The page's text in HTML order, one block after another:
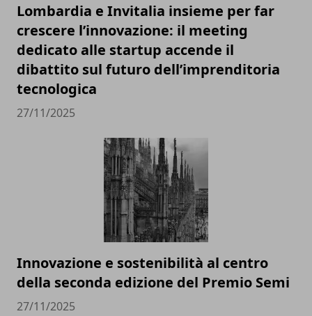
Lombardia e Invitalia insieme per far
crescere l’innovazione: il meeting
dedicato alle startup accende il
dibattito sul futuro dell’imprenditoria
tecnologica
27/11/2025
Innovazione e sostenibilità al centro
della seconda edizione del Premio Semi
27/11/2025